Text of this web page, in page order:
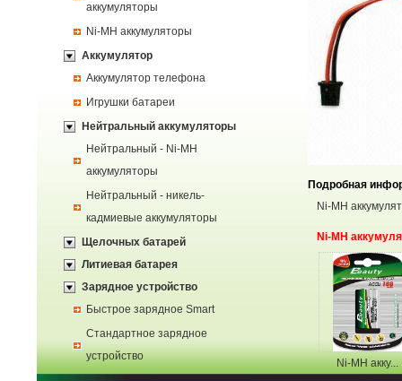
аккумуляторы
Ni-MH аккумуляторы
Аккумулятор
Аккумулятор телефона
Игрушки батареи
Нейтральный аккумуляторы
Нейтральный - Ni-MH
аккумуляторы
Нейтральный - никель-
кадмиевые аккумуляторы
Щелочных батарей
Литиевая батарея
Зарядное устройство
Быстрое зарядное Smart
Стандартное зарядное
устройство
Подробная
Ni-MH
Ni-MH
Ni-MH акку...